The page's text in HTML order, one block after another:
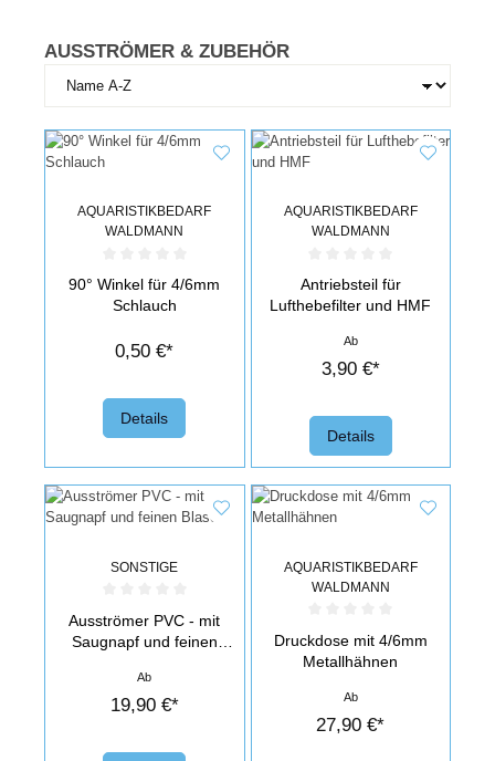
AUSSTRÖMER & ZUBEHÖR
AQUARISTIKBEDARF
WALDMANN
90° Winkel für 4/6mm
Schlauch
0,50 €*
Details
AQUARISTIKBEDARF
WALDMANN
Antriebsteil für
Lufthebefilter und HMF
Ab
3,90 €*
Details
SONSTIGE
Ausströmer PVC - mit
Saugnapf und feinen
Ab
19,90 €*
AQUARISTIKBEDARF
WALDMANN
Druckdose mit 4/6mm
Metallhähnen
Ab
27,90 €*